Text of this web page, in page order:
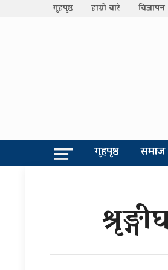
गृहपृष्ठ हाम्रो बारे विज्ञापन
गृहपृष्ठ समाज